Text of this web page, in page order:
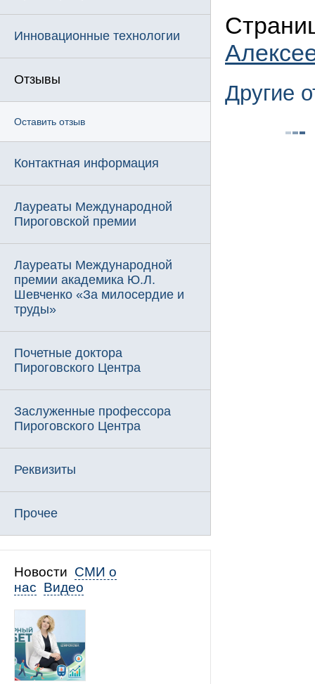
Инновационные технологии
Отзывы
Оставить отзыв
Контактная информация
Лауреаты Международной
Пироговской премии
Лауреаты Международной
премии академика Ю.Л.
Шевченко «За милосердие и
труды»
Почетные доктора
Пироговского Центра
Заслуженные профессора
Пироговского Центра
Реквизиты
Прочее
Новости СМИ о
нас Видео
Другие